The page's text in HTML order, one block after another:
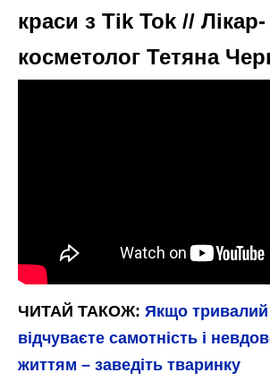
краси з Tik Tok // Лікар-
косметолог Тетяна
ЧИТАЙ ТАКОЖ: Якщо тривалий
відчуваєте самотність і
життям – заведіть тваринку